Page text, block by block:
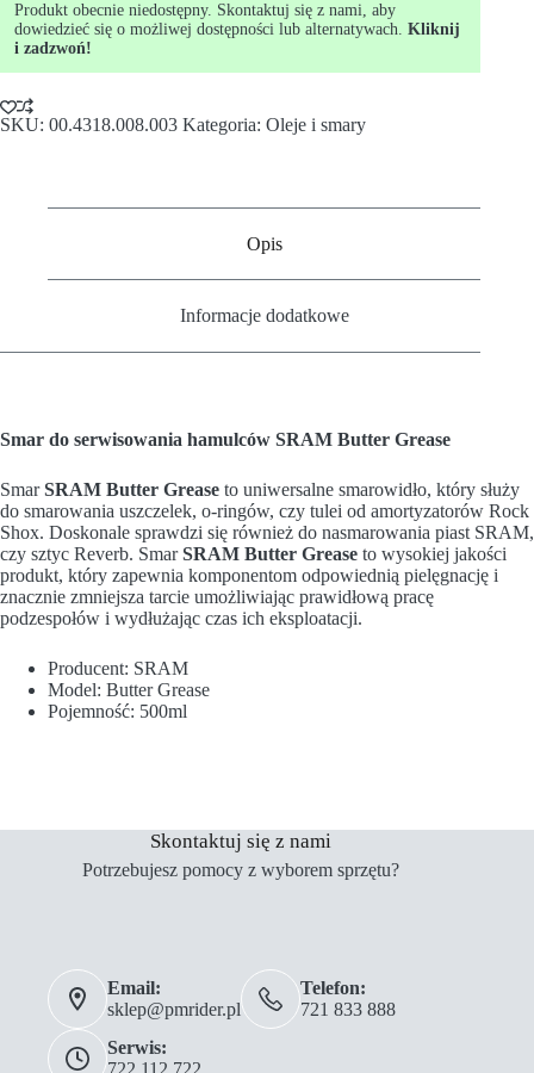
Produkt obecnie niedostępny. Skontaktuj się z nami, aby
dowiedzieć się o możliwej dostępności lub alternatywach. Kliknij
i zadzwoń!
SKU: 00.4318.008.003 Kategoria: Oleje i smary
Opis
Informacje dodatkowe
Smar do serwisowania hamulców SRAM Butter Grease
SmarSRAM Butter Grease to uniwersalne smarowidło, który służy
do smarowania uszczelek, o-ringów, czy tulei od amortyzatorów Rock
Shox. Doskonale sprawdzi się również do nasmarowania piast SRAM,
czy sztyc Reverb. SmarSRAM Butter Grease to wysokiej jakości
produkt, który zapewnia komponentom odpowiednią pielęgnację i
znacznie zmniejsza tarcie umożliwiając prawidłową pracę
podzespołów i wydłużając czas ich eksploatacji.
Producent: SRAM
Model: Butter Grease
Pojemność: 500ml
Skontaktuj się z nami
Potrzebujesz pomocy z wyborem sprzętu?
Email:
sklep@pmrider.pl
Telefon:
721 833 888
Serwis: